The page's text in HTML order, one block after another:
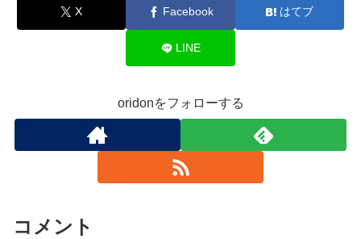
X Facebook はてブ
LINE
oridonをフォローする
コメント